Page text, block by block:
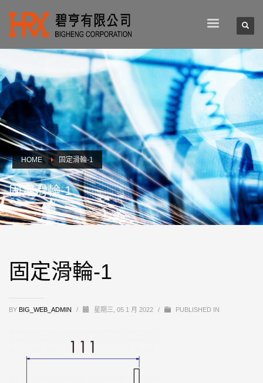
HOME 固定滑輪-1
固定滑輪-1
固定滑輪-1
BY BIG_WEB_ADMIN / 星期三, 05 1 月 2022 / PUBLISHED IN